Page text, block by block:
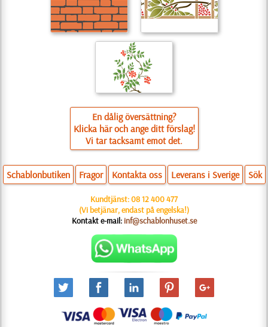
En dålig översättning?
Klicka här och ange ditt förslag!
Vi tar tacksamt emot det.
Schablonbutiken Fragor Kontakta oss Leverans i Sverige Sök
Kundtjänst:08 12 400 477
(Vi betjänar, endast på engelska!)
Kontakt e-mail: inf@schablonhuset.se